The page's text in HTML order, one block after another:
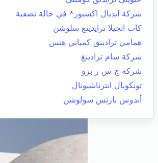
شركة ايديال اكسبور* في حالة تصفية
كاب انجيلا ترايدينغ سلوشن
همامي ترادينق كمباني هتس
شركة سام ترادينغ
شركة ج س ر برو
تونكوبال انترناشيونال
أندوس بارتس سولوشن